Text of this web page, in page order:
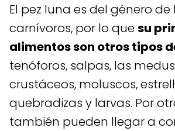
El pez luna es del género de
carnívoros, por lo quesu
alimentos son otros tipos
tenóforos, salpas, las
crustáceos, moluscos,
quebradizas y larvas. Por
también pueden llegar a